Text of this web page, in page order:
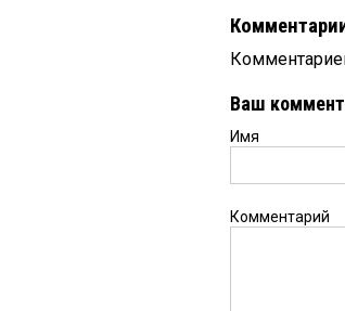
Ваш
Имя
Комментарий